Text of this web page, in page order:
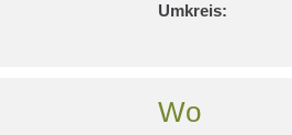
Umkreis:
Wo